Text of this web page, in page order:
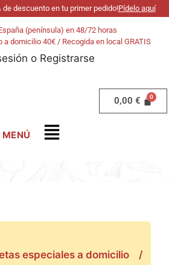
de descuento en tu primer pedido!Pídelo aquí
(península) en 48/72 horas
a domicilio 40€ / Recogida en local GRATIS
o Registrarse
0,00 €
especiales a domicilio
/